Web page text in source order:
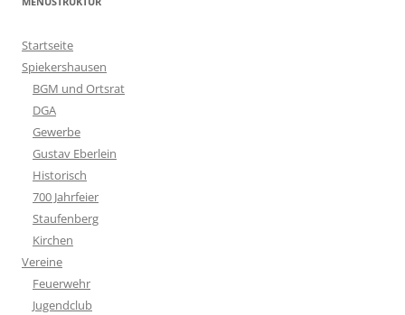
Startseite
Spiekershausen
BGM und Ortsrat
DGA
Gewerbe
Gustav Eberlein
Historisch
700 Jahrfeier
Staufenberg
Kirchen
Vereine
Feuerwehr
Jugendclub